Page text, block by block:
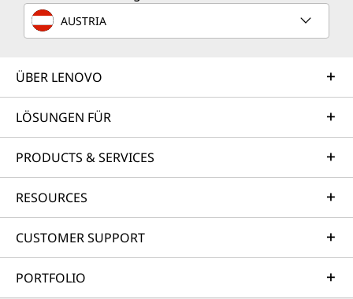
AUSTRIA
ÜBER LENOVO
LÖSUNGEN FÜR
PRODUCTS & SERVICES
RESOURCES
CUSTOMER SUPPORT
PORTFOLIO